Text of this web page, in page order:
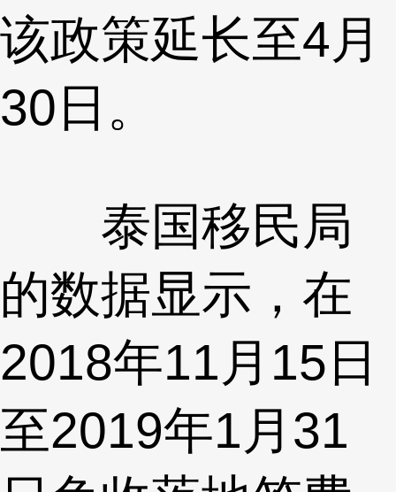
该政策延长至4月
30日。
泰国移民局
的数据显示，在
2018年11月15日
至2019年1月31